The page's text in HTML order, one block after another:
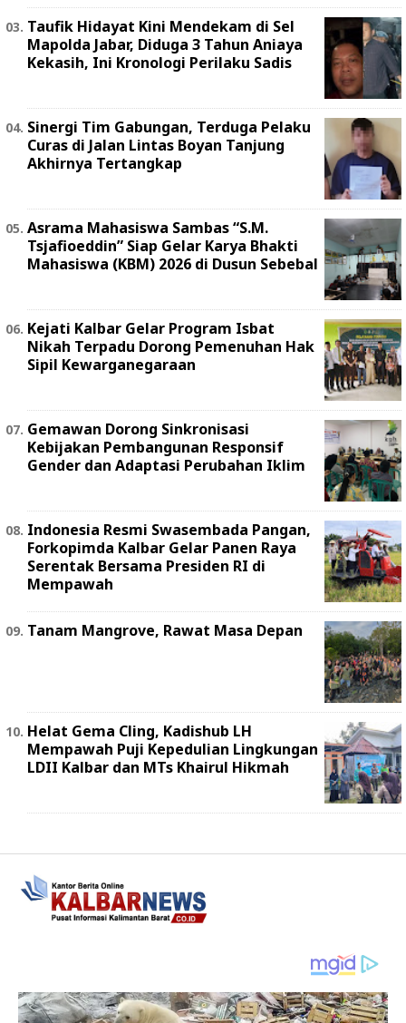
Taufik Hidayat Kini Mendekam di Sel
Mapolda Jabar, Diduga 3 Tahun Aniaya
Kekasih, Ini Kronologi Perilaku Sadis
Sinergi Tim Gabungan, Terduga Pelaku
Curas di Jalan Lintas Boyan Tanjung
Akhirnya Tertangkap
Asrama Mahasiswa Sambas “S.M.
Tsjafioeddin” Siap Gelar Karya Bhakti
Mahasiswa (KBM) 2026 di Dusun Sebebal
Kejati Kalbar Gelar Program Isbat
Nikah Terpadu Dorong Pemenuhan Hak
Sipil Kewarganegaraan
Gemawan Dorong Sinkronisasi
Kebijakan Pembangunan Responsif
Gender dan Adaptasi Perubahan Iklim
Indonesia Resmi Swasembada Pangan,
Forkopimda Kalbar Gelar Panen Raya
Serentak Bersama Presiden RI di
Mempawah
Tanam Mangrove, Rawat Masa Depan
Helat Gema Cling, Kadishub LH
Mempawah Puji Kepedulian Lingkungan
LDII Kalbar dan MTs Khairul Hikmah